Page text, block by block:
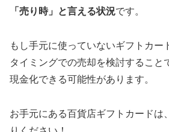
「売り時」と言える状況です。
もし手元に使っていないギフトカー
タイミングでの売却を検討すること
現金化できる可能性があります。
お手元にある百貨店ギフトカードは